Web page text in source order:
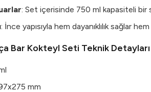
: Set içerisinde 750 ml kapasiteli bir
: İnce yapısıyla hem dayanıklılık sağlar
Bar Kokteyl Seti Teknik Detayları
mm